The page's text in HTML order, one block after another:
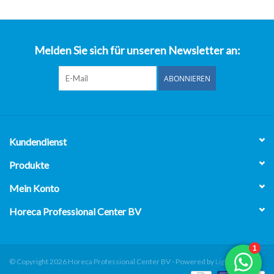
Melden Sie sich für unseren Newsletter an:
ABONNIEREN
Kundendienst
Produkte
Mein Konto
Horeca Professional Center BV
© Copyright 2026 Horeca Professional Center BV - Powered by Lightspeed